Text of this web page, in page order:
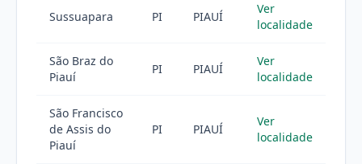
Sussuapara PI PIAUÍ
Ver
localidade
São Braz do
Piauí
PI PIAUÍ
Ver
localidade
São Francisco
de Assis do
Piauí
PI PIAUÍ
Ver
localidade